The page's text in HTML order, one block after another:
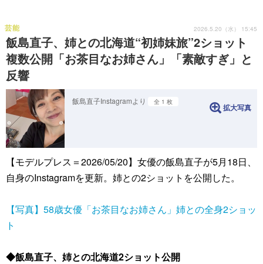
飯島直子、姉との北海道“初姉妹旅”2ショット
複数公開「お茶目なお姉さん」「素敵すぎ」と
反響
芸能 2026.5.20（水） 15:45
飯島直子Instagramより 全 1 枚
拡大写真
【モデルプレス＝2026/05/20】女優の飯島直子が5月18日、
自身のInstagramを更新。姉との2ショットを公開した。
【写真】58歳女優「お茶目なお姉さん」姉との全身2ショッ
ト
◆飯島直子、姉との北海道2ショット公開